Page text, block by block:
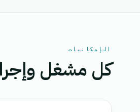
الإمكانيات
كل مشغل